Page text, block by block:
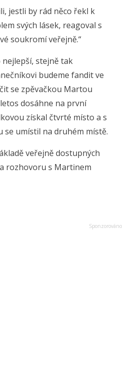
jestli by rád něco řekl k
svých lásek, reagoval s
soukromí veřejně.“
stejně tak
budeme fandit ve
se zpěvačkou Martou
dosáhne na první
získal čtvrté místo a s
umístil na druhém místě.
veřejně dostupných
rozhovoru s Martinem